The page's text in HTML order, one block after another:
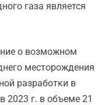
газа является
о возможном
месторождения
разработки в
2023 г. в объеме 21